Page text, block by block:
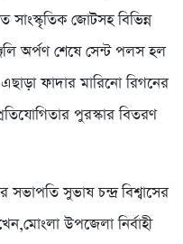
সাংস্কৃতিক জোটসহ বিভিন্ন
অর্পণ শেষে সেন্ট পলস হল
ফাদার মারিনো রিগনের
পুরস্কার বিতরণ
সভাপতি সুভাষ চন্দ্র বিশ্বাসের
উপজেলা নির্বাহী